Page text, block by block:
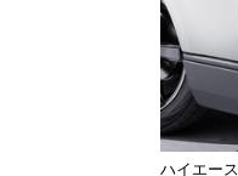
ハイエー